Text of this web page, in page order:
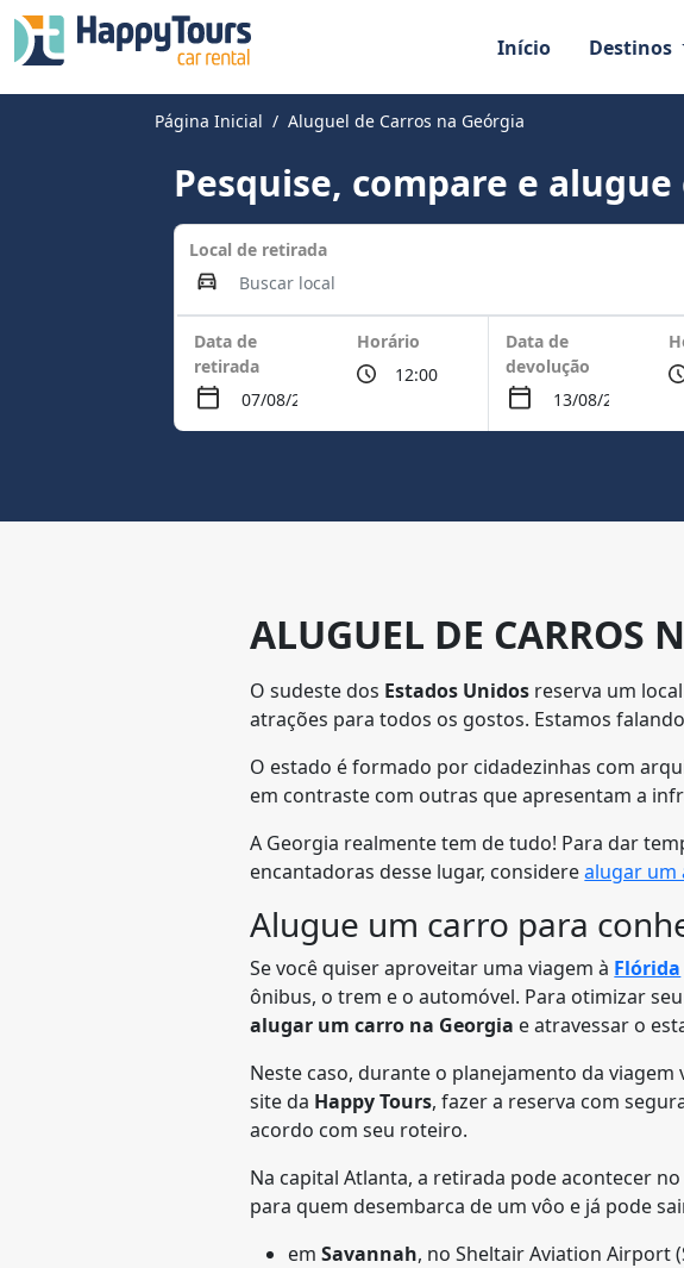
Início Destinos
Página Inicial Aluguel de Carros na Geórgia
Pesquise, compare e
Local de retirada
Data de
retirada
Horário
Data de
devolução
ALUGUEL DE CARROS
O sudeste dos Estados Unidos reserva um
atrações para todos os gostos. Estamos
O estado é formado por cidadezinhas com
em contraste com outras que apresentam a
A Georgia realmente tem de tudo! Para dar
encantadoras desse lugar, considerealugar um
Alugue um carro para
Se você quiser aproveitar uma viagem à Flórida
ônibus, o trem e o automóvel. Para otimizar
alugar um carro na Georgia e atravessar o
Neste caso, durante o planejamento da
site da Happy Tours, fazer a reserva com
acordo com seu roteiro.
Na capital Atlanta, a retirada pode acontecer no
para quem desembarca de um vôo e já pode
emSavannah, no Sheltair Aviation Airport